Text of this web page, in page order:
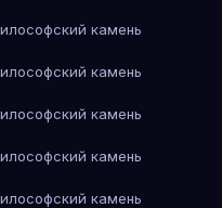
камень
камень
камень
камень
камень